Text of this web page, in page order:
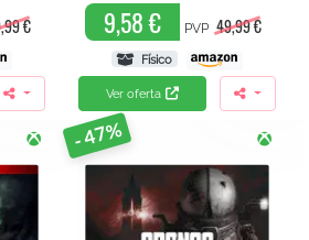
€ 9,58 € PVP 49,99 €
Físico
Ver oferta
- 47%